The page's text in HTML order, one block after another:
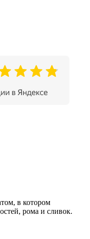
в котором
рома и сливок.